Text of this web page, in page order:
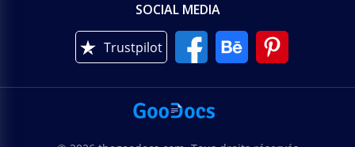
SOCIAL MEDIA
Trustpilot